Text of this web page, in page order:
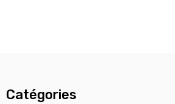
Catégories